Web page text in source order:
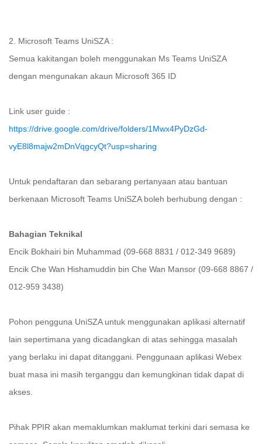
2. Microsoft Teams UniSZA :
Semua kakitangan boleh menggunakan Ms Teams UniSZA
dengan mengunakan akaun Microsoft 365 ID
Link user guide :
https://drive.google.com/drive/folders/1Mwx4PyDzGd-
vyE8l8majw2mDnVqgcyQt?usp=sharing
Untuk pendaftaran dan sebarang pertanyaan atau bantuan
berkenaan Microsoft Teams UniSZA boleh berhubung dengan :
Bahagian Teknikal
Encik Bokhairi bin Muhammad (09-668 8831 / 012-349 9689)
Encik Che Wan Hishamuddin bin Che Wan Mansor (09-668 8867 /
012-959 3438)
Pohon pengguna UniSZA untuk menggunakan aplikasi alternatif
lain sepertimana yang dicadangkan di atas sehingga masalah
yang berlaku ini dapat ditanggani. Penggunaan aplikasi Webex
buat masa ini masih terganggu dan kemungkinan tidak dapat di
akses.
Pihak PPIR akan memaklumkan maklumat terkini dari semasa ke